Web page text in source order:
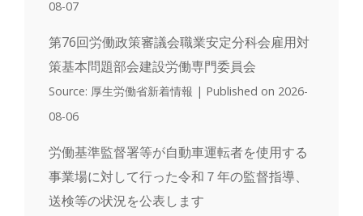
08-07
第76回労働政策審議会職業安定分科会雇用対
策基本問題部会建設労働専門委員会
Source: 厚生労働省新着情報
Published on 2026-
08-06
労働基準監督署等が自動車運転者を使用する
事業場に対して行った令和７年の監督指導、
送検等の状況を公表します